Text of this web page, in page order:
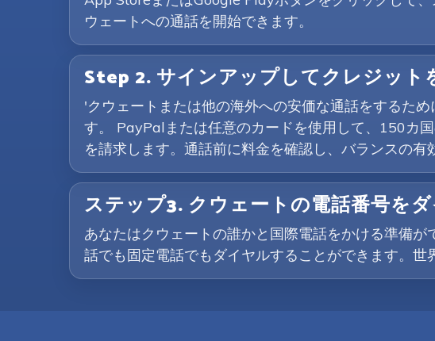
ウェートへの通話を開始できます。
Step 2. サインアップしてクレジット
'クウェートまたは他の海外への安価な通話をするた
す。 PayPalまたは任意のカードを使用して、150カ
を請求します。通話前に料金を確認し、バランスの有
ステップ3. クウェートの電話番号を
あなたはクウェートの誰かと国際電話をかける準備
話でも固定電話でもダイヤルすることができます。